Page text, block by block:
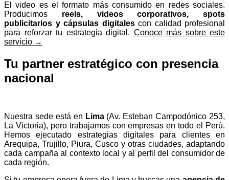
El video es el formato más consumido en redes sociales.
Producimos reels, videos corporativos, spots
publicitarios y cápsulas digitalescon calidad profesional
para reforzar tu estrategia digital. Conoce más sobre este
servicio →
Tu partner estratégico con presencia
nacional
Nuestra sede está en Lima(Av. Esteban Campodónico 253,
La Victoria), pero trabajamos con empresas en todo el Perú.
Hemos ejecutado estrategias digitales para clientes en
Arequipa, Trujillo, Piura, Cusco y otras ciudades, adaptando
cada campaña al contexto local y al perfil del consumidor de
cada región.